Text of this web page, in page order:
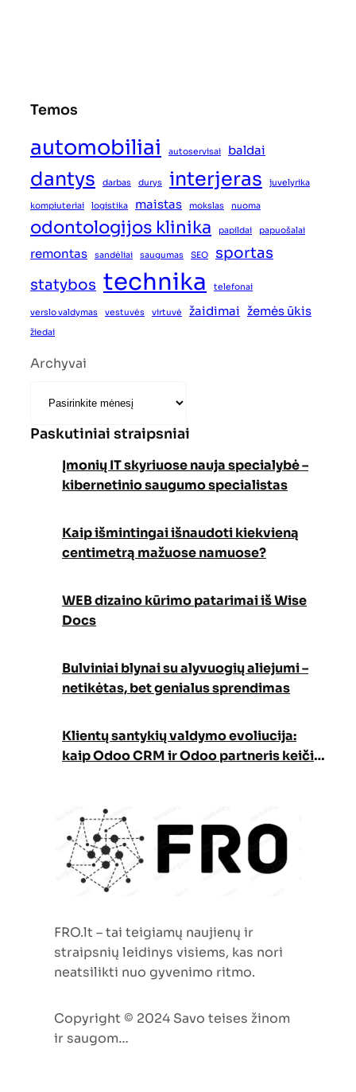
Temos
automobiliai autoservisai baldai
dantys darbas durys interjeras juvelyrika
kompiuteriai logistika maistas mokslas nuoma
odontologijos klinika papildai papuošalai
remontas sandėliai saugumas SEO
sportas
statybos technika telefonai
verslo valdymas vestuvės virtuvė žaidimai žemės ūkis
žiedai
Archyvai
Paskutiniai straipsniai
Įmonių IT skyriuose nauja specialybė –
kibernetinio saugumo specialistas
Kaip išmintingai išnaudoti kiekvieną
centimetrą mažuose namuose?
WEB dizaino kūrimo patarimai iš Wise
Docs
Bulviniai blynai su alyvuogių aliejumi –
netikėtas, bet genialus sprendimas
Klientų santykių valdymo evoliucija:
kaip Odoo CRM ir Odoo partneris keičia
FRO.lt – tai teigiamų naujienų ir
straipsnių leidinys visiems, kas nori
neatsilikti nuo gyvenimo ritmo.
Copyright © 2024 Savo teises žinom
ir saugom…